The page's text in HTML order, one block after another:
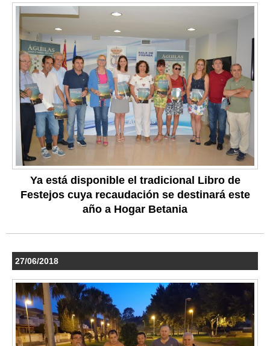
Ya está disponible el tradicional Libro de
Festejos cuya recaudación se destinará este
año a Hogar Betania
27/06/2018